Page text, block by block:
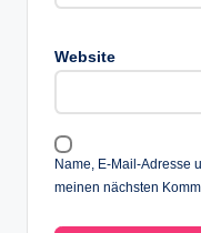
Website
Name, E-Mail-Adresse
meinen nächsten